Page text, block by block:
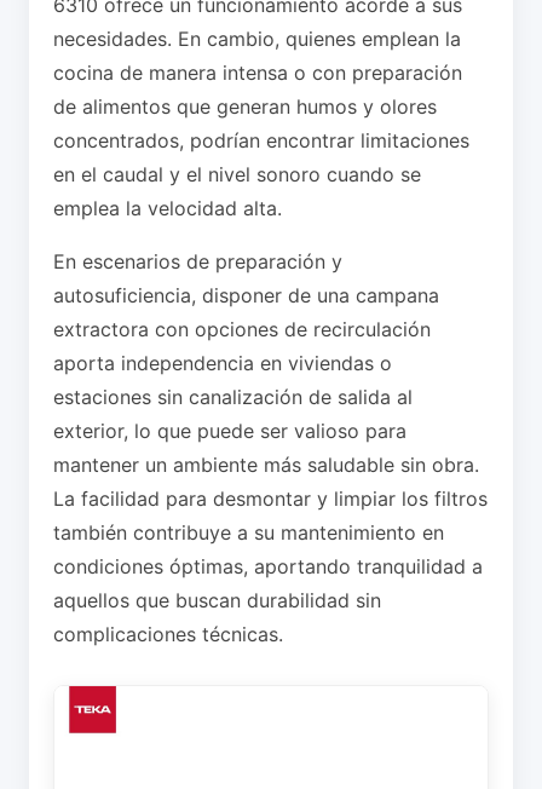
6310 ofrece un funcionamiento acorde a sus
necesidades. En cambio, quienes emplean la
cocina de manera intensa o con preparación
de alimentos que generan humos y olores
concentrados, podrían encontrar limitaciones
en el caudal y el nivel sonoro cuando se
emplea la velocidad alta.
En escenarios de preparación y
autosuficiencia, disponer de una campana
extractora con opciones de recirculación
aporta independencia en viviendas o
estaciones sin canalización de salida al
exterior, lo que puede ser valioso para
mantener un ambiente más saludable sin obra.
La facilidad para desmontar y limpiar los filtros
también contribuye a su mantenimiento en
condiciones óptimas, aportando tranquilidad a
aquellos que buscan durabilidad sin
complicaciones técnicas.